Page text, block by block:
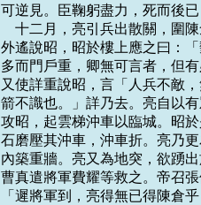
可逆見。臣鞠躬盡力，死而後
十二月，亮引兵出散關，圍
外遙說昭，昭於樓上應之曰：
多而門戶重，卿無可言者，但
又使詳重說昭，言「人兵不敵
箭不識也。」詳乃去。亮自以
攻昭，起雲梯沖車以臨城。昭
石磨壓其沖車，沖車折。亮乃
內築重牆。亮又為地突，欲踴
曹真遣將軍費耀等救之。帝召
「遲將軍到，亮得無已得陳倉